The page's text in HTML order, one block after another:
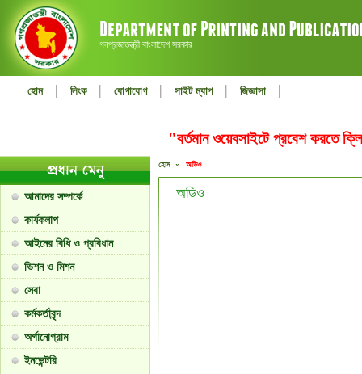
গনপ্রজাতন্ত্রী বাংলাদেশ সরকার
হোম | লিংক | যোগাযোগ | সাইট ম্যাপ | জিজ্ঞাসা |
"বর্তমান ওয়েবসাইটে প্রবেশ
আমাদের সম্পর্কে
কার্যকলাপ
আইনের বিধি ও প্রবিধান
ভিশন ও মিশন
সেবা
কর্মকর্তাবৃন্দ
অর্গানোগ্রাম
ইনভেন্টরি
হোম » অডিও
অডিও